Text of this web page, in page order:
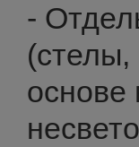
-
основе